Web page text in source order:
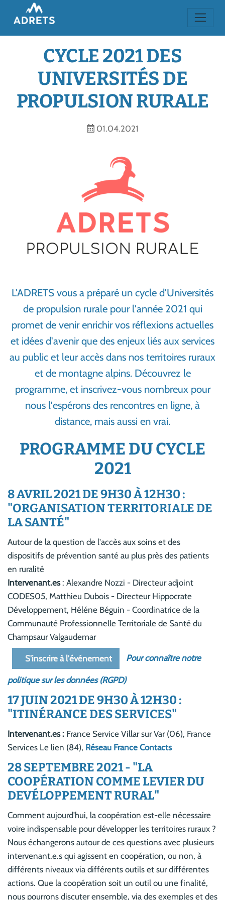
CYCLE 2021 DES
UNIVERSITÉS DE
PROPULSION RURALE
01.04.2021
L'ADRETS vous a préparé un cycle d'Universités
de propulsion rurale pour l'année 2021 qui
promet de venir enrichir vos réflexions actuelles
et idées d'avenir que des enjeux liés aux services
au public et leur accès dans nos territoires ruraux
et de montagne alpins. Découvrez le
programme, et inscrivez-vous nombreux pour
nous l'espérons des rencontres en ligne, à
distance, mais aussi en vrai.
PROGRAMME DU CYCLE
2021
8 AVRIL 2021 DE 9H30 À 12H30 :
"ORGANISATION TERRITORIALE DE
LA SANTÉ"
Autour de la question de l'accès aux soins et des
dispositifs de prévention santé au plus près des patients
en ruralité
Intervenant.es: Alexandre Nozzi - Directeur adjoint
CODES05, Matthieu Dubois - Directeur Hippocrate
Développement, Héléne Béguin - Coordinatrice de la
Communauté Professionnelle Territoriale de Santé du
Champsaur Valgaudemar
S'inscrire à l'événement Pour connaître notre
politique sur les données (RGPD)
17 JUIN 2021 DE 9H30 À 12H30 :
"ITINÉRANCE DES SERVICES"
Intervenant.es : France Service Villar sur Var (06), France
Services Le lien (84), Réseau France Contacts
28 SEPTEMBRE 2021 - "LA
COOPÉRATION COMME LEVIER DU
DEVÉLOPPEMENT RURAL"
Comment aujourd'hui, la coopération est-elle nécessaire
voire indispensable pour développer les territoires ruraux ?
Nous échangerons autour de ces questions avec plusieurs
intervenant.e.s qui agissent en coopération, ou non, à
différents niveaux via différents outils et sur différentes
actions. Que la coopération soit un outil ou une finalité,
nous pourrons discuter ensemble, via des exemples et des